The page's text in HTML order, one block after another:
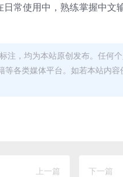
常使用中，熟练掌握中
注，均为本站原创发布。任何
各类媒体平台。如若本站内
上一篇 下一篇